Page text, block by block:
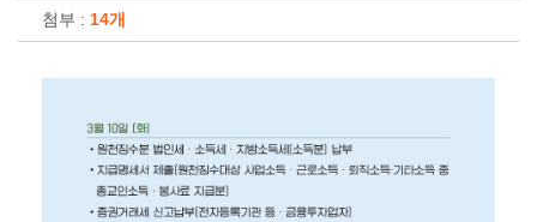
첨부 : 14개